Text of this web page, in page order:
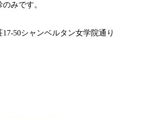
みです。
50シャンベルタン女学院通り